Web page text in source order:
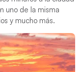
uno de la misma
y mucho más.